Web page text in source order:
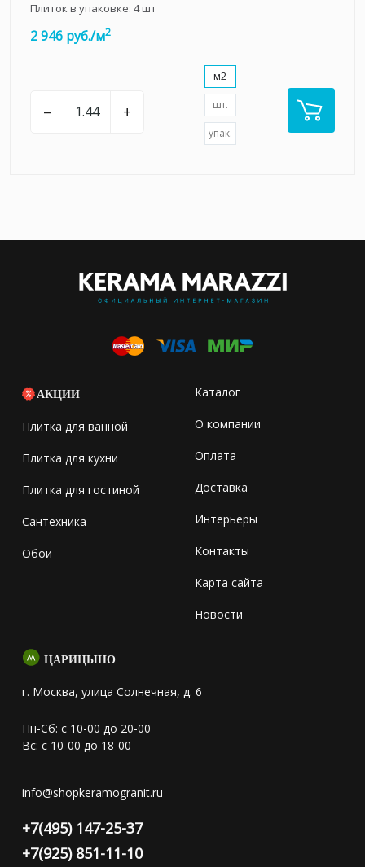
Плиток в упаковке: 4шт
2 946 руб./м2
– +
м2
шт.
упак.
АКЦИИ
Плитка для ванной
Плитка для кухни
Плитка для гостиной
Сантехника
Обои
Каталог
О компании
Оплата
Доставка
Интерьеры
Контакты
Карта сайта
Новости
ЦАРИЦЫНО
г. Москва, улица Солнечная, д. 6
Пн-Сб: с 10-00 до 20-00
Вс: с 10-00 до 18-00
info@shopkeramogranit.ru
+7(495) 147-25-37
+7(925) 851-11-10